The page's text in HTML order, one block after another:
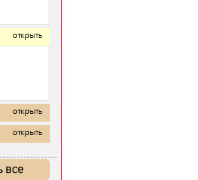
открыть
открыть
открыть
все